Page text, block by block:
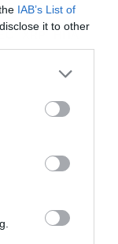
IAB’s List of
it to other
XRP ΗΠΑ